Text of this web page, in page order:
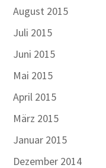
August 2015
Juli 2015
Juni 2015
Mai 2015
April 2015
März 2015
Januar 2015
Dezember 2014